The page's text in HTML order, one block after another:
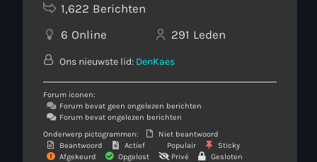
1,622 Berichten
6 Online 291 Leden
Ons nieuwste lid: DenKaes
Forum iconen:
Forum bevat geen ongelezen berichten
Forum bevat ongelezen berichten
Onderwerp pictogrammen:
Niet beantwoord
Beantwoord
Actief Populair
Sticky
Afgekeurd
Opgelost Privé Gesloten